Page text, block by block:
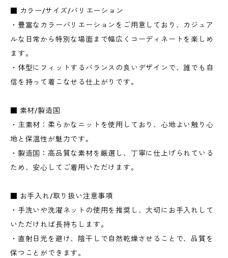
■ カラー/サイズ/バリエーション
・豊富なカラーバリエーションをご用意しており、カジュア
ルな日常から特別な場面まで幅広くコーディネートを楽しめ
ます。
・体型にフィットするバランスの良いデザインで、誰でも自
信を持って着こなせる仕上がりです。
■ 素材/製造国
・主素材：柔らかなニットを使用しており、心地よい触り心
地と保温性が魅力です。
・製造国：高品質な素材を厳選し、丁寧に仕上げられている
ため、安心してご着用いただけます。
■ お手入れ/取り扱い注意事項
・手洗いや洗濯ネットの使用を推奨し、大切にお手入れして
いただければ長持ちします。
・直射日光を避け、陰干しで自然乾燥させることで、品質を
保つことができます。